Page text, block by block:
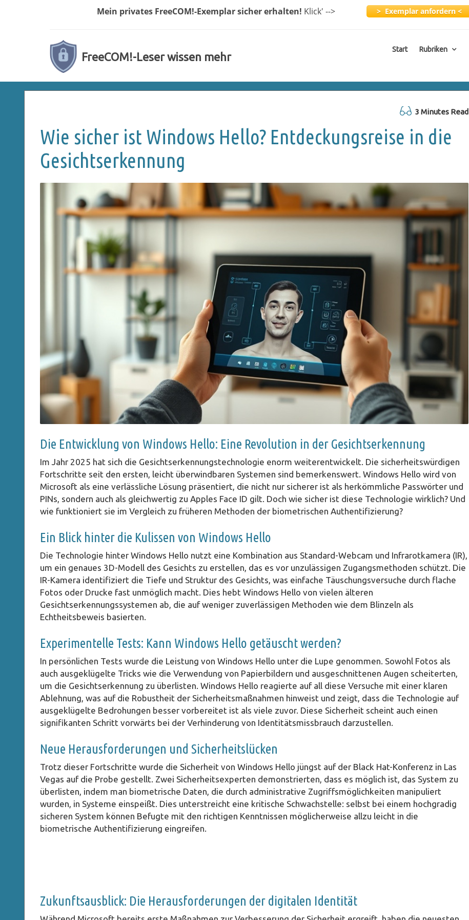
Mein privates FreeCOM!-Exemplarsicher erhalten! Klick' --> > Exemplar anfordern <
FreeCOM!-Leser wissen mehr
Start Rubriken
3 Minutes Read
Wie sicher ist Windows Hello? Entdeckungsreise in die
Gesichtserkennung
Die Entwicklung von Windows Hello: Eine Revolution in der Gesichtserkennung
Im Jahr 2025 hat sich die Gesichtserkennungstechnologie enorm weiterentwickelt. Die sicherheitswürdigen
Fortschritte seit den ersten, leicht überwindbaren Systemen sind bemerkenswert. Windows Hello wird von
Microsoft als eine verlässliche Lösung präsentiert, die nicht nur sicherer ist als herkömmliche Passwörter und
PINs, sondern auch als gleichwertig zu Apples Face ID gilt. Doch wie sicher ist diese Technologie wirklich? Und
wie funktioniert sie im Vergleich zu früheren Methoden der biometrischen Authentifizierung?
Ein Blick hinter die Kulissen von Windows Hello
Die Technologie hinter Windows Hello nutzt eine Kombination aus Standard-Webcam und Infrarotkamera (IR),
um ein genaues 3D-Modell des Gesichts zu erstellen, das es vor unzulässigen Zugangsmethoden schützt. Die
IR-Kamera identifiziert die Tiefe und Struktur des Gesichts, was einfache Täuschungsversuche durch flache
Fotos oder Drucke fast unmöglich macht. Dies hebt Windows Hello von vielen älteren
Gesichtserkennungssystemen ab, die auf weniger zuverlässigen Methoden wie dem Blinzeln als
Echtheitsbeweis basierten.
Experimentelle Tests: Kann Windows Hello getäuscht werden?
In persönlichen Tests wurde die Leistung von Windows Hello unter die Lupe genommen. Sowohl Fotos als
auch ausgeklügelte Tricks wie die Verwendung von Papierbildern und ausgeschnittenen Augen scheiterten,
um die Gesichtserkennung zu überlisten. Windows Hello reagierte auf all diese Versuche mit einer klaren
Ablehnung, was auf die Robustheit der Sicherheitsmaßnahmen hinweist und zeigt, dass die Technologie auf
ausgeklügelte Bedrohungen besser vorbereitet ist als viele zuvor. Diese Sicherheit scheint auch einen
signifikanten Schritt vorwärts bei der Verhinderung von Identitätsmissbrauch darzustellen.
Neue Herausforderungen und Sicherheitslücken
Trotz dieser Fortschritte wurde die Sicherheit von Windows Hello jüngst auf der Black Hat-Konferenz in Las
Vegas auf die Probe gestellt. Zwei Sicherheitsexperten demonstrierten, dass es möglich ist, das System zu
überlisten, indem man biometrische Daten, die durch administrative Zugriffsmöglichkeiten manipuliert
wurden, in Systeme einspeißt. Dies unterstreicht eine kritische Schwachstelle: selbst bei einem hochgradig
sicheren System können Befugte mit den richtigen Kenntnissen möglicherweise allzu leicht in die
biometrische Authentifizierung eingreifen.
Zukunftsausblick: Die Herausforderungen der digitalen Identität